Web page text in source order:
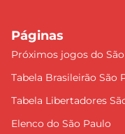
Páginas
Próximos jogos do
Tabela Brasileirão São
Tabela Libertadores
Elenco do São Paulo